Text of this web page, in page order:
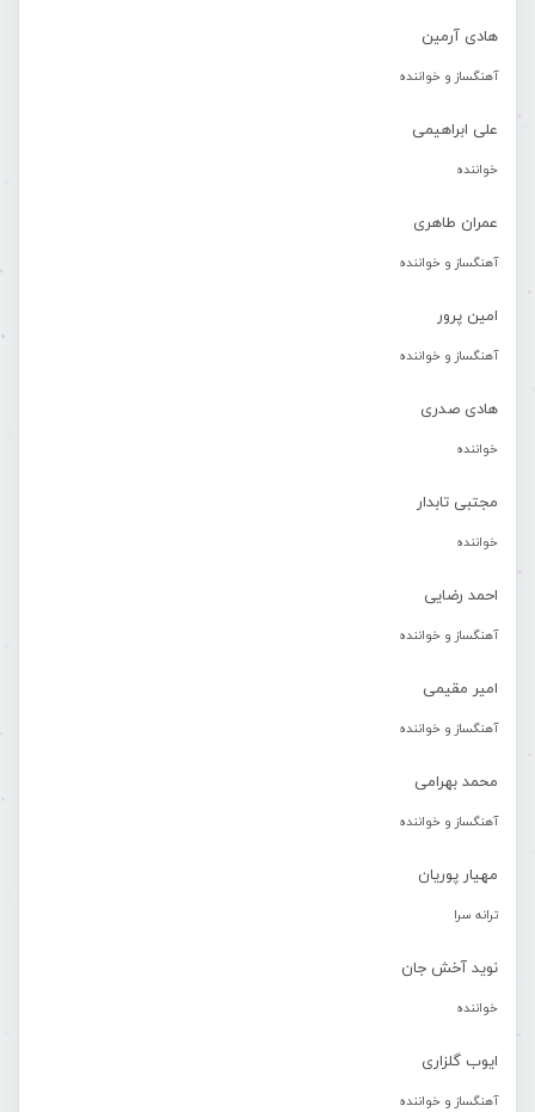
هادی آرمین
آهنگساز و خواننده
علی ابراهیمی
خواننده
عمران طاهری
آهنگساز و خواننده
امین پرور
آهنگساز و خواننده
هادی صدری
خواننده
مجتبی تابدار
خواننده
احمد رضایی
آهنگساز و خواننده
امیر مقیمی
آهنگساز و خواننده
محمد بهرامی
آهنگساز و خواننده
مهیار پوریان
ترانه سرا
نوید آخش جان
خواننده
ایوب گلزاری
آهنگساز و خواننده